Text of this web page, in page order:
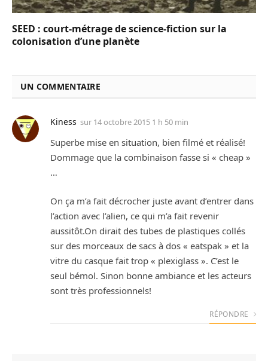
SEED : court-métrage de science-fiction sur la
colonisation d’une planète
UN COMMENTAIRE
Kiness sur 14 octobre 2015 1 h 50 min
Superbe mise en situation, bien filmé et réalisé!
Dommage que la combinaison fasse si « cheap »
…
On ça m’a fait décrocher juste avant d’entrer dans
l’action avec l’alien, ce qui m’a fait revenir
aussitôt.On dirait des tubes de plastiques collés
sur des morceaux de sacs à dos « eatspak » et la
vitre du casque fait trop « plexiglass ». C’est le
seul bémol. Sinon bonne ambiance et les acteurs
sont très professionnels!
RÉPONDRE